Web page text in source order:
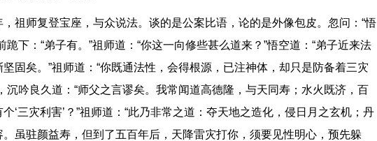
祖师复登宝座，与众说法。谈的是公案比语，论的是外像包皮。忽问：“悟
跪下：“弟子有。”祖师道：“你这一向修些甚么道来？”悟空道：“弟子近来法
固矣。”祖师道：“你既通法性，会得根源，已注神体，却只是防备着三灾
沉吟良久道：“师父之言谬矣。我常闻道高德隆，与天同寿；水火既济，百
‘三灾利害’？”祖师道：“此乃非常之道：夺天地之造化，侵日月之玄机；丹
。虽驻颜益寿，但到了五百年后，天降雷灾打你，须要见性明心，预先躲